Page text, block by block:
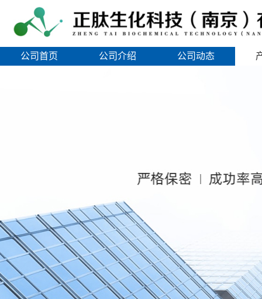
公司首页 公司介绍 公司动态